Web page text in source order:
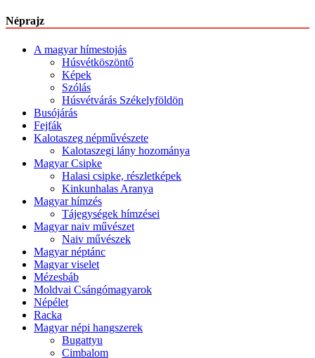
Néprajz
A magyar hímestojás
Húsvétköszöntő
Képek
Szólás
Húsvétvárás Székelyföldön
Busójárás
Fejfák
Kalotaszeg népművészete
Kalotaszegi lány hozománya
Magyar Csipke
Halasi csipke, részletképek
Kinkunhalas Aranya
Magyar hímzés
Tájegységek hímzései
Magyar naiv művészet
Naiv művészek
Magyar néptánc
Magyar viselet
Mézesbáb
Moldvai Csángómagyarok
Népélet
Racka
Magyar népi hangszerek
Bugattyu
Cimbalom